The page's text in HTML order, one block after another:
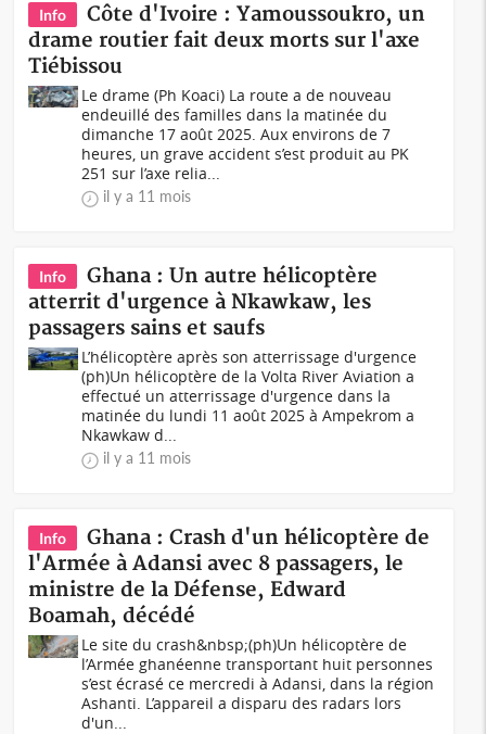
Info
Côte d'Ivoire : Yamoussoukro, un
drame routier fait deux morts sur l'axe
Tiébissou
Le drame (Ph Koaci) La route a de nouveau
endeuillé des familles dans la matinée du
dimanche 17 août 2025. Aux environs de 7
heures, un grave accident s’est produit au PK
251 sur l’axe relia...
il y a 11 mois
Info
Ghana : Un autre hélicoptère
atterrit d'urgence à Nkawkaw, les
passagers sains et saufs
L’hélicoptère après son atterrissage d'urgence
(ph)Un hélicoptère de la Volta River Aviation a
effectué un atterrissage d'urgence dans la
matinée du lundi 11 août 2025 à Ampekrom a
Nkawkaw d...
il y a 11 mois
Info
Ghana : Crash d'un hélicoptère de
l'Armée à Adansi avec 8 passagers, le
ministre de la Défense, Edward
Boamah, décédé
Le site du crash&nbsp;(ph)Un hélicoptère de
l’Armée ghanéenne transportant huit personnes
s’est écrasé ce mercredi à Adansi, dans la région
Ashanti. L’appareil a disparu des radars lors
d'un...